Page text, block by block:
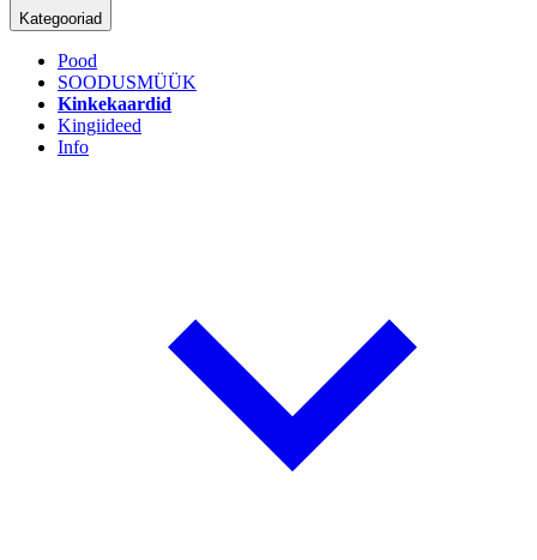
Kategooriad
Pood
SOODUSMÜÜK
Kinkekaardid
Kingiideed
Info